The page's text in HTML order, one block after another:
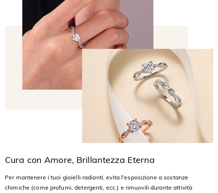
Cura con Amore, Brillantezza Eterna
Per mantenere i tuoi gioielli radianti, evita l'esposizione a sostanze
chimiche (come profumi, detergenti, ecc.) e rimuovili durante attività